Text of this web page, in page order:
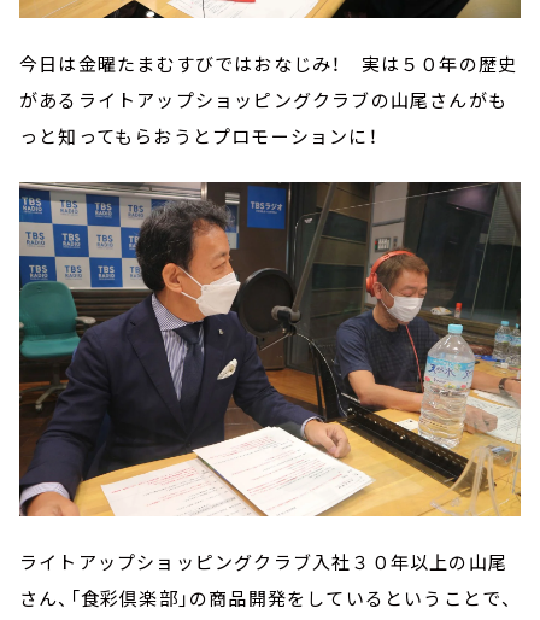
今日は金曜たまむすびではおなじみ！ 実は５０年の歴史
があるライトアップショッピングクラブの山尾さんがも
っと知ってもらおうとプロモーションに！
ライトアップショッピングクラブ入社３０年以上の山尾
さん、「食彩倶楽部」の商品開発をしているということで、